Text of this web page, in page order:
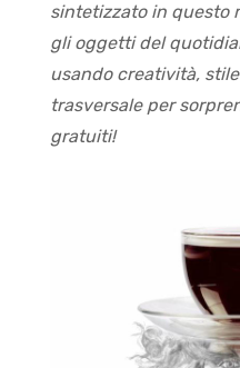
sintetizzato in questo
gli oggetti del
usando creatività,
trasversale per
gratuiti!